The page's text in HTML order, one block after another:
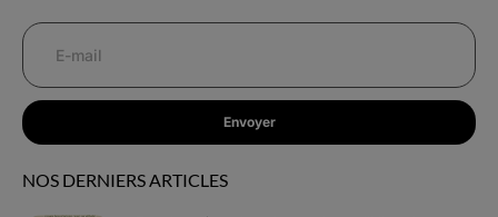
Envoyer
NOS DERNIERS ARTICLES